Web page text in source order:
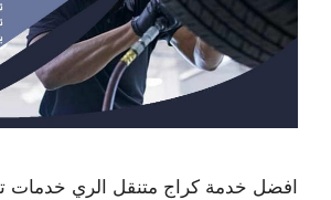
افضل خدمة كراج متنقل الري خدمات